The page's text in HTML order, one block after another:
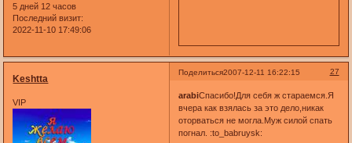
5 дней 12 часов
Последний визит:
2022-11-10 17:49:06
Поделиться 27
2007-12-11 16:22:15
Keshtta
VIP
arabiСпасибо!Для себя ж стараемся.Я
вчера как взялась за это дело,никак
оторваться не могла.Муж силой спать
погнал. :to_babruysk: